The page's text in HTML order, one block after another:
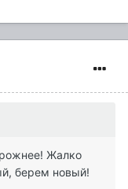
Жалко
берем новый!